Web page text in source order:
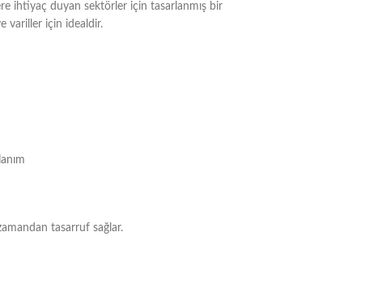
ihtiyaç duyan sektörler için tasarlanmış bir
variller için idealdir.
tasarruf sağlar.